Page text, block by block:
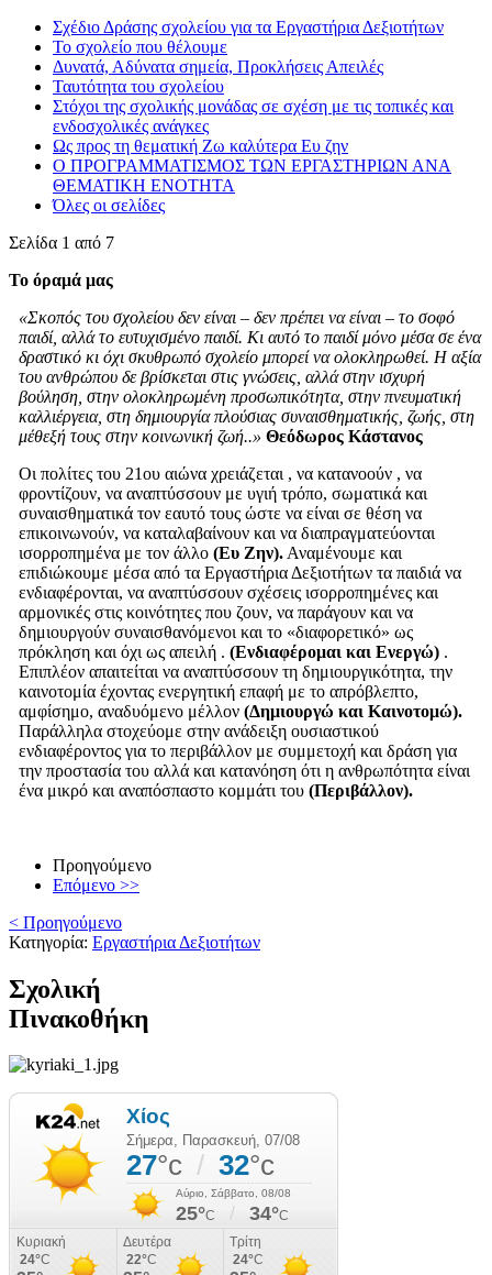
Σχέδιο Δράσης σχολείου για τα Εργαστήρια Δεξιοτήτων
Το σχολείο που θέλουμε
Δυνατά, Αδύνατα σημεία, Προκλήσεις Απειλές
Ταυτότητα του σχολείου
Στόχοι της σχολικής μονάδας σε σχέση με τις τοπικές και
ενδοσχολικές ανάγκες
Ως προς τη θεματική Ζω καλύτερα Ευ ζην
Ο ΠΡΟΓΡΑΜΜΑΤΙΣΜΟΣ ΤΩΝ ΕΡΓΑΣΤΗΡΙΩΝ ΑΝΑ
ΘΕΜΑΤΙΚΗ ΕΝΟΤΗΤΑ
Όλες οι σελίδες
Σελίδα 1 από 7
Το όραμά μας
«Σκοπός του σχολείου δεν είναι – δεν πρέπει να είναι – το σοφό
παιδί, αλλά το ευτυχισμένο παιδί. Κι αυτό το παιδί μόνο μέσα σε ένα
δραστικό κι όχι σκυθρωπό σχολείο μπορεί να ολοκληρωθεί. Η αξία
του ανθρώπου δε βρίσκεται στις γνώσεις, αλλά στην ισχυρή
βούληση, στην ολοκληρωμένη προσωπικότητα, στην πνευματική
καλλιέργεια, στη δημιουργία πλούσιας συναισθηματικής, ζωής, στη
μέθεξή τους στην κοινωνική ζωή..» Θεόδωρος Κάστανος
Οι πολίτες του 21ου αιώνα χρειάζεται , να κατανοούν , να
φροντίζουν, να αναπτύσσουν με υγιή τρόπο, σωματικά και
συναισθηματικά τον εαυτό τους ώστε να είναι σε θέση να
επικοινωνούν, να καταλαβαίνουν και να διαπραγματεύονται
ισορροπημένα με τον άλλο(Ευ Ζην). Αναμένουμε και
επιδιώκουμε μέσα από τα Εργαστήρια Δεξιοτήτων τα παιδιά να
ενδιαφέρονται, να αναπτύσσουν σχέσεις ισορροπημένες και
αρμονικές στις κοινότητες που ζουν, να παράγουν και να
δημιουργούν συναισθανόμενοι και το «διαφορετικό» ως
πρόκληση και όχι ως απειλή .(Ενδιαφέρομαι και Ενεργώ) .
Επιπλέον απαιτείται να αναπτύσσουν τη δημιουργικότητα, την
καινοτομία έχοντας ενεργητική επαφή με το απρόβλεπτο,
αμφίσημο, αναδυόμενο μέλλον(Δημιουργώ και Καινοτομώ).
Παράλληλα στοχεύομε στην ανάδειξη ουσιαστικού
ενδιαφέροντος για το περιβάλλον με συμμετοχή και δράση για
την προστασία του αλλά και κατανόηση ότι η ανθρωπότητα είναι
ένα μικρό και αναπόσπαστο κομμάτι του(Περιβάλλον).
Προηγούμενο
Επόμενο >>
< Προηγούμενο
Κατηγορία: Εργαστήρια Δεξιοτήτων
Σχολική
Πινακοθήκη